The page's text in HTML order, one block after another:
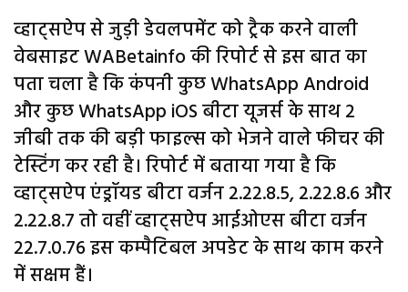
व्हाट्सऐप से जुड़ी डेवलपमेंट को ट्रैक करने वाली
वेबसाइट WABetainfo की रिपोर्ट से इस बात का
पता चला है कि कंपनी कुछ WhatsApp Android
और कुछ WhatsApp iOS बीटा यूजर्स के साथ 2
जीबी तक की बड़ी फाइल्स को भेजने वाले फीचर की
टेस्टिंग कर रही है। रिपोर्ट में बताया गया है कि
व्हाट्सऐप एंड्रॉयड बीटा वर्जन 2.22.8.5, 2.22.8.6 और
2.22.8.7 तो वहीं व्हाट्सऐप आईओएस बीटा वर्जन
22.7.0.76 इस कम्पैटिबल अपडेट के साथ काम करने
में सक्षम हैं।